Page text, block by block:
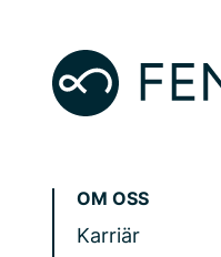
OM OSS
Karriär